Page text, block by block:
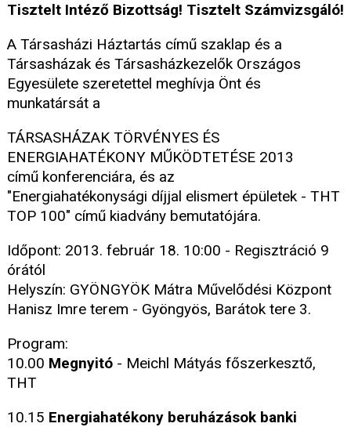
Tisztelt Intéző Bizottság! Tisztelt Számvizsgáló!
A Társasházi Háztartás című szaklap és a
Társasházak és Társasházkezelők Országos
Egyesülete szeretettel meghívja Önt és
munkatársát a
TÁRSASHÁZAK TÖRVÉNYES ÉS
ENERGIAHATÉKONY MŰKÖDTETÉSE 2013
című konferenciára, és az
"Energiahatékonysági díjjal elismert épületek - THT
TOP 100" című kiadvány bemutatójára.
Időpont: 2013. február 18. 10:00 - Regisztráció 9
órától
Helyszín: GYÖNGYÖK Mátra Művelődési Központ
Hanisz Imre terem - Gyöngyös, Barátok tere 3.
Program:
10.00 Megnyitó - Meichl Mátyás főszerkesztő,
THT
10.15 Energiahatékony beruházások banki